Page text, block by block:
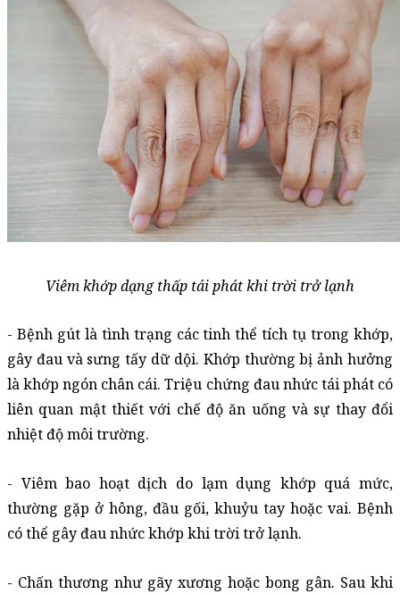
Viêm khớp dạng thấp tái phát khi trời trở lạnh
- Bệnh gút là tình trạng các tinh thể tích tụ trong khớp,
gây đau và sưng tấy dữ dội. Khớp thường bị ảnh hưởng
là khớp ngón chân cái. Triệu chứng đau nhức tái phát có
liên quan mật thiết với chế độ ăn uống và sự thay đổi
nhiệt độ môi trường.
- Viêm bao hoạt dịch do lạm dụng khớp quá mức,
thường gặp ở hông, đầu gối, khuỷu tay hoặc vai. Bệnh
có thể gây đau nhức khớp khi trời trở lạnh.
- Chấn thương như gãy xương hoặc bong gân. Sau khi